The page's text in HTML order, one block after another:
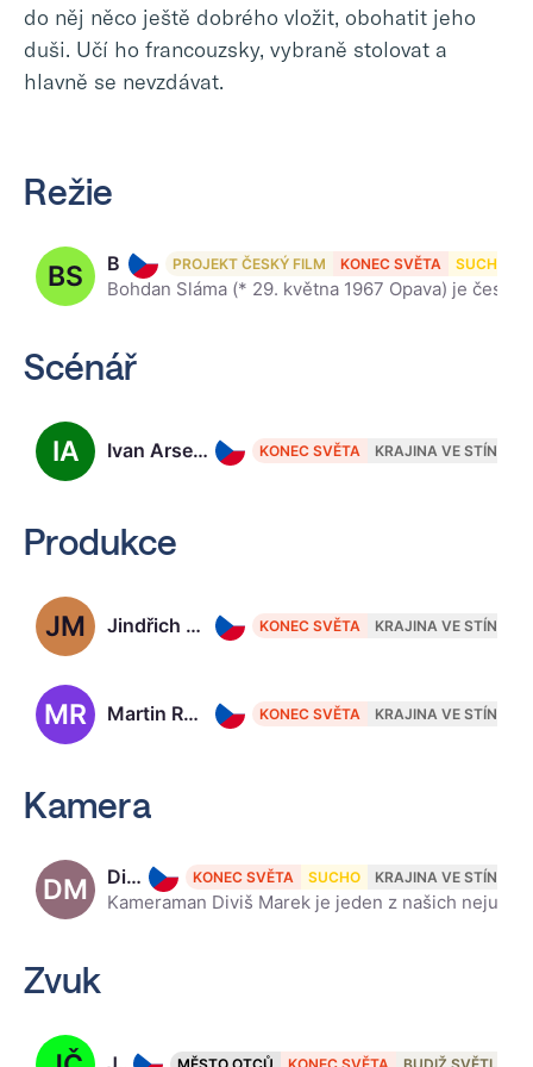
do něj něco ještě dobrého vložit, obohatit jeho
duši. Učí ho francouzsky, vybraně stolovat a
hlavně se nevzdávat.
Režie
BS Bohdan Sláma, 59 PROJEKT ČESKÝ FILM KONEC SVĚTA SUCHO
Scénář
IA Ivan Arsenjev KONEC SVĚTA KRAJINA VE STÍNU
Produkce
JM Jindřich Motýl KONEC SVĚTA KRAJINA VE STÍNU
MR Martin Růžička KONEC SVĚTA KRAJINA VE STÍNU
Kamera
DM Diviš Marek, 62 KONEC SVĚTA SUCHO KRAJINA VE STÍNU
Zvuk